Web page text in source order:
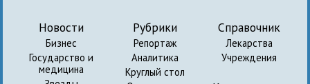
Новости
Бизнес
Государство и
медицина
Рубрики
Репортаж
Аналитика
Круглый стол
Справочник
Лекарства
Учреждения